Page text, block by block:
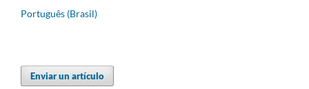
Português (Brasil)
Enviar un artículo